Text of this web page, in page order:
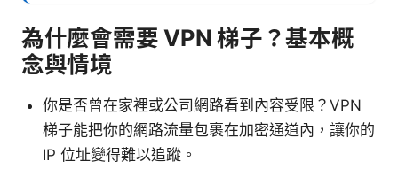
為什麼會需要 VPN 梯子？基本概
念與情境
你是否曾在家裡或公司網路看到內容受限？VPN
梯子能把你的網路流量包裹在加密通道內，讓你的
IP 位址變得難以追蹤。